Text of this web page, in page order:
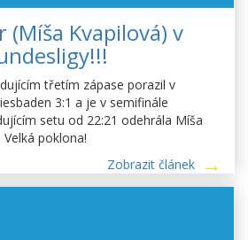
(Míša Kvapilová) v
třetím zápase porazil v
3:1 a je v semifinále
setu od 22:21 odehrála Míša
poklona!
Zobrazit článek